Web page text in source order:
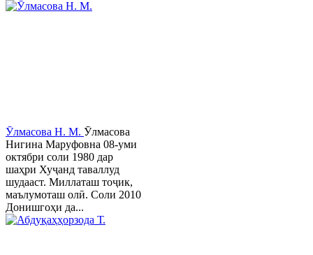
Ӯлмасова Н. М. Ӯлмасова
Нигина Маруфовна 08-уми
октябри соли 1980 дар
шаҳри Хуҷанд таваллуд
шудааст. Миллаташ тоҷик,
маълумоташ олӣ. Соли 2010
Донишгоҳи да...